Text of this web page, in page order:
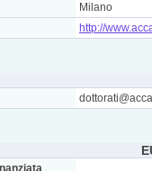
Milano
http://